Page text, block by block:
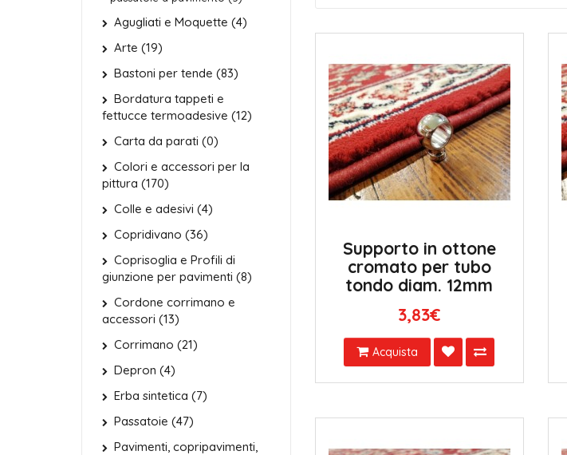
Agugliati e Moquette (4)
Arte (19)
Bastoni per tende (83)
Bordatura tappeti e
fettucce termoadesive (12)
Carta da parati (0)
Colori e accessori per la
pittura (170)
Colle e adesivi (4)
Copridivano (36)
Coprisoglia e Profili di
giunzione per pavimenti (8)
Cordone corrimano e
accessori (13)
Corrimano (21)
Depron (4)
Erba sintetica (7)
Passatoie (47)
Pavimenti, copripavimenti,
Supporto in ottone
cromato per tubo
tondo diam. 12mm
3,83€
Acquista